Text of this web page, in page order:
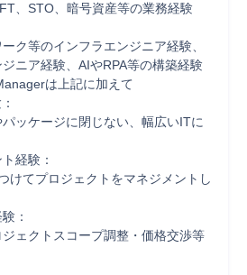
、STO、暗号資産等の業務経験
ク等のインフラエンジニア経験、
ニア経験、AIやRPA等の構築経験
は上記に加えて
ッケージに閉じない、幅広いITに
経験：
けてプロジェクトをマネジメントし
：
ェクトスコープ調整・価格交渉等